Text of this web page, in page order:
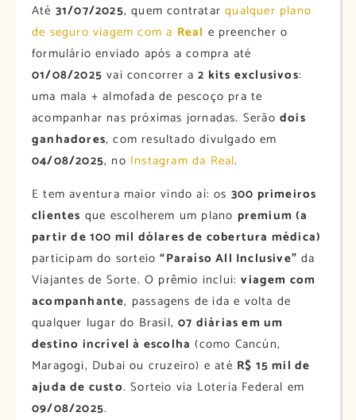
Até 31/07/2025, quem contratarqualquer plano
de seguro viagem com a Real e preencher o
formulário enviado após a compra até
01/08/2025 vai concorrer a2 kits exclusivos:
uma mala + almofada de pescoço pra te
acompanhar nas próximas jornadas. Serãodois
ganhadores, com resultado divulgado em
04/08/2025, no Instagram da Real.
E tem aventura maior vindo aí: os 300 primeiros
clientes que escolherem um plano premium (a
partir de 100 mil dólares de cobertura médica)
participam do sorteio“Paraíso All Inclusive” da
Viajantes de Sorte. O prêmio inclui:viagem com
acompanhante, passagens de ida e volta de
qualquer lugar do Brasil,07 diárias em um
destino incrível à escolha (como Cancún,
Maragogi, Dubai ou cruzeiro) e até R$ 15 mil de
ajuda de custo. Sorteio via Loteria Federal em
09/08/2025.